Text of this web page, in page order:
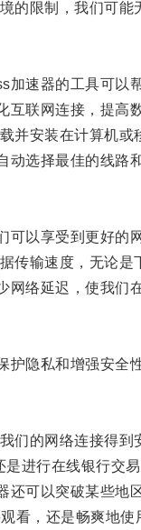
限制，我们可能
速器的工具可以帮
联网连接，提高数
安装在计算机或
选择最佳的线路和
以享受到更好的网
输速度，无论是
络延迟，使我们在
隐私和增强安全性
的网络连接得到
行在线银行交易
可以突破某些地
，还是畅爽地使